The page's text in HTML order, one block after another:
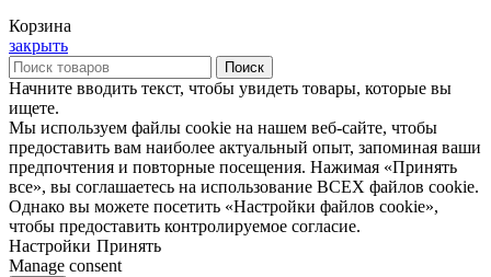
Корзина
закрыть
Поиск
Начните вводить текст, чтобы увидеть товары, которые вы
ищете.
Мы используем файлы cookie на нашем веб-сайте, чтобы
предоставить вам наиболее актуальный опыт, запоминая ваши
предпочтения и повторные посещения. Нажимая «Принять
все», вы соглашаетесь на использование ВСЕХ файлов cookie.
Однако вы можете посетить «Настройки файлов cookie»,
чтобы предоставить контролируемое согласие.
Настройки Принять
Manage consent